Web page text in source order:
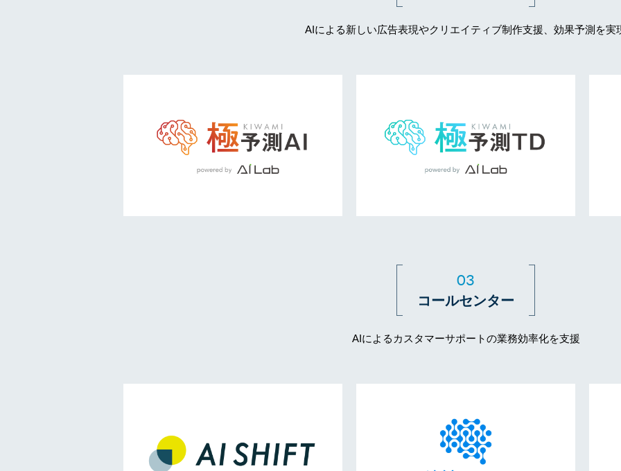
AIによる新しい広告表現やクリエイティブ制作支援、効果予測を実
03
コールセンター
AIによるカスタマーサポートの業務効率化を支援